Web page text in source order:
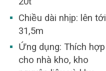
Chiều dài nhịp: lên tới
31,5m
Ứng dụng: Thích hợp
cho nhà kho, kho